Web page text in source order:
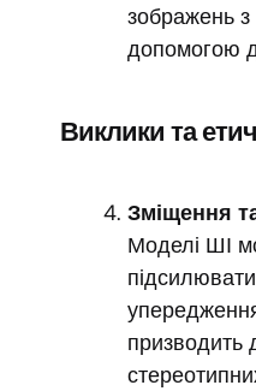
зображень
допомогою
Виклики та
Зміщення
Моделі ШІ
призводить